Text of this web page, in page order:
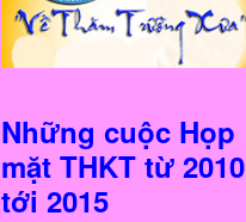
Những cuộc Họp
mặt THKT từ 2010
tới 2015